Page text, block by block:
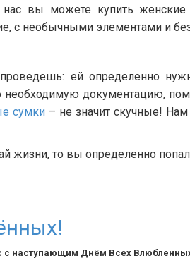
вы можете купить
с необычными элементами и
ей определенно
документацию,
сумки – не значит скучные!
жизни, то вы определенно
с наступающим Днём Всех